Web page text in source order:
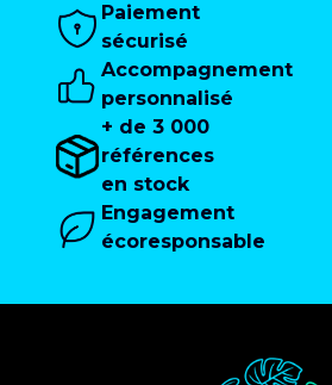
Paiement
sécurisé
Accompagnement
personnalisé
+ de 3 000
références
en stock
Engagement
écoresponsable